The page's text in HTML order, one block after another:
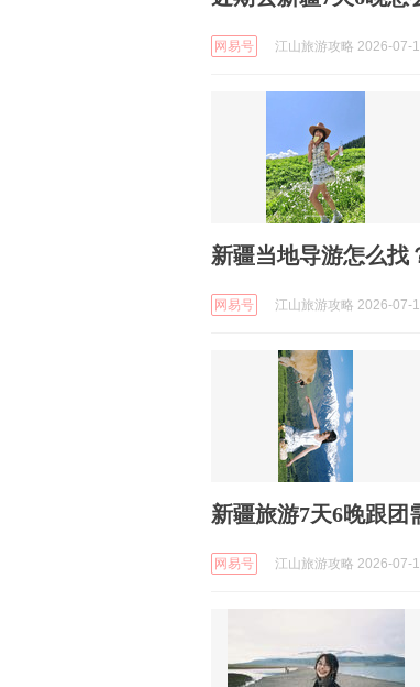
网易号 江山旅游攻略 2026-07-
新疆当地导游怎么找
网易号 江山旅游攻略 2026-07-
新疆旅游7天6晚跟团
网易号 江山旅游攻略 2026-07-